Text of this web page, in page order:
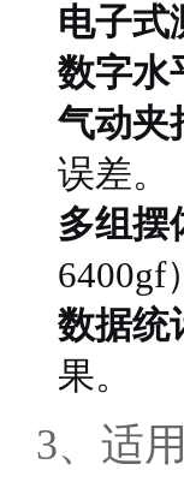
电子式
数字水
气动夹
误差。
多组摆
6400gf
数据统
果。
3、适